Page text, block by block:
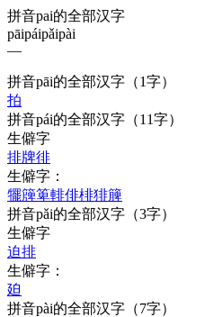
拼音pai的全部汉字
pāipáipǎipài
—
拼音pāi的全部汉字 （1字）
拍
拼音pái的全部汉字 （11字）
生僻字
排牌徘
生僻字：
犤簰箄輫俳棑猅簲
拼音pǎi的全部汉字 （3字）
生僻字
迫排
生僻字：
廹
拼音pài的全部汉字 （7字）